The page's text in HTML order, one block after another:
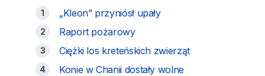
„Kleon” przyniósł upały
Raport pożarowy
Ciężki los kreteńskich zwierząt
Konie w Chanii dostały wolne